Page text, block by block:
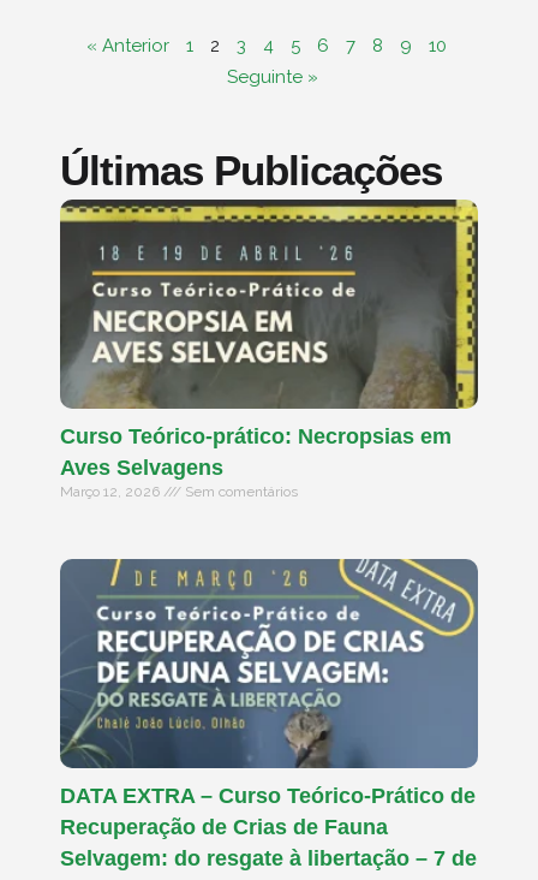
« Anterior 1 2 3 4 5 6 7 8 9
10
Seguinte »
Últimas Publicações
Curso Teórico-prático: Necropsias em
Aves Selvagens
Março 12, 2026 Sem comentários
DATA EXTRA – Curso Teórico-Prático de
Recuperação de Crias de Fauna
Selvagem: do resgate à libertação – 7 de